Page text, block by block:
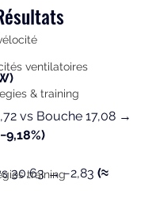
ventilatoires
& training
training
vs Bouche 17,08 →
30,63 → −2,83 (≈